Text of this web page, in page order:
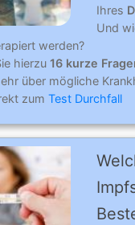
Ihres
Und
werden?
hierzu 16 kurze
über mögliche
zum Test Durchfall